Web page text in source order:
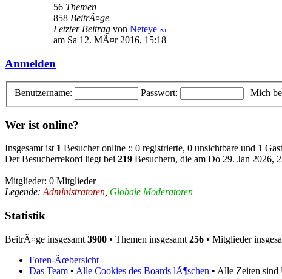
56 Themen
858 BeitrÃ¤ge
Letzter Beitrag von Neteye
am Sa 12. MÃ¤r 2016, 15:18
Anmelden
Benutzername: Passwort: | Mich
Wer ist online?
Insgesamt ist 1 Besucher online :: 0 registrierte, 0 unsichtbare und 1
Der Besucherrekord liegt bei 219 Besuchern, die am Do 29. Jan 2026,
Mitglieder: 0 Mitglieder
Legende:Administratoren, Globale Moderatoren
Statistik
BeitrÃ¤ge insgesamt 3900 • Themen insgesamt 256 • Mitglieder
Foren-Ãœbersicht
Das Team • Alle Cookies des Boards lÃ¶schen • Alle Zeiten